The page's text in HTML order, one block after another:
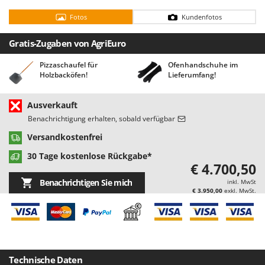
Bodenreinigungsmaschinen
Brutmaschinen Inkubatoren
Bürsten für den Außenbereich
D Dampfreiniger und Dampfbesen
E
Einachsschlepper
Elektrische Tauchpumpen
F
Feder Grubber
Feldspritzen für Pflanzenschutz
Fleischwolf
Barbieri
Batavia
Benassi
Beper
Berkel
Bertolini Pumps
Besser Vacuum
Bestway
Beta tools
Bissell
Black & Decker
BlackStone
Bomet
Fotos Kundenfotos
Gratis-Zugaben von AgriEuro
Pizzaschaufel für
Holzbacköfen!
Ofenhandschuhe im
Lieferumfang!
Ausverkauft
Benachrichtigung erhalten, sobald verfügbar
Versandkostenfrei
30 Tage kostenlose Rückgabe*
Benachrichtigen Sie mich
€ 4.700,50
inkl. MwSt
€ 3.950,00 exkl. MwSt.
Technische Daten